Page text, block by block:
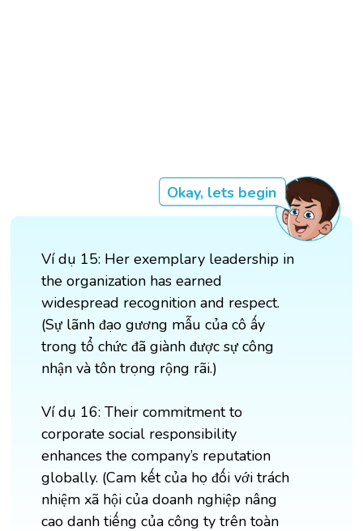
Okay, lets begin
Ví dụ 15: Her exemplary leadership in
the organization has earned
widespread recognition and respect.
(Sự lãnh đạo gương mẫu của cô ấy
trong tổ chức đã giành được sự công
nhận và tôn trọng rộng rãi.)
Ví dụ 16: Their commitment to
corporate social responsibility
enhances the company’s reputation
globally. (Cam kết của họ đối với trách
nhiệm xã hội của doanh nghiệp nâng
cao danh tiếng của công ty trên toàn